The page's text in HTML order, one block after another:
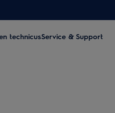
technicusService & Support